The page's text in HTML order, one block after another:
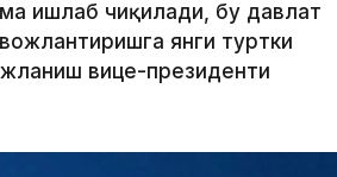
ишлаб чиқилади, бу давлат
янги туртки
вице-президенти